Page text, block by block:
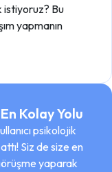
istiyoruz? Bu
yapmanın
Kolay Yolu
psikolojik
Siz de size en
yaparak